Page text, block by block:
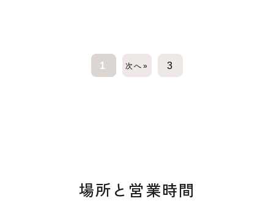
1 次へ» 3
場所と営業時間